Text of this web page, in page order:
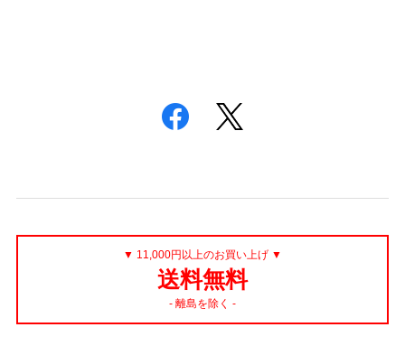
▼ 11,000円以上のお買い上げ ▼
送料無料
- 離島を除く -